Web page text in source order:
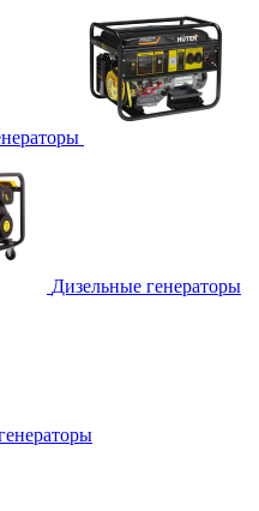
Дизельные генераторы